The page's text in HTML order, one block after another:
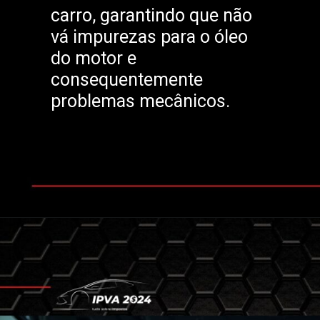
carro, garantindo que não
vá impurezas para o óleo
do motor e
consequentemente
problemas mecânicos.